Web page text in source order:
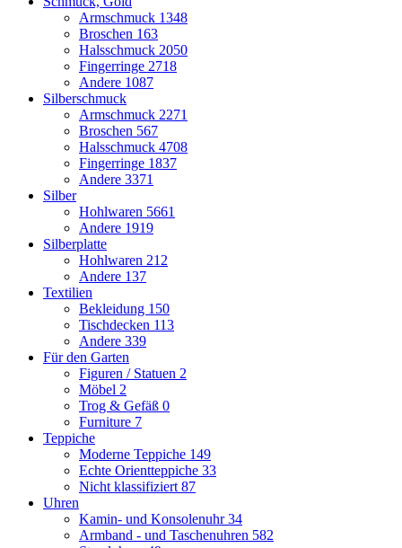
Armschmuck 1348
Broschen 163
Halsschmuck 2050
Fingerringe 2718
Andere 1087
Silberschmuck
Armschmuck 2271
Broschen 567
Halsschmuck 4708
Fingerringe 1837
Andere 3371
Silber
Hohlwaren 5661
Andere 1919
Silberplatte
Hohlwaren 212
Andere 137
Textilien
Bekleidung 150
Tischdecken 113
Andere 339
Für den Garten
Figuren / Statuen 2
Möbel 2
Trog & Gefäß 0
Furniture 7
Teppiche
Moderne Teppiche 149
Echte Orientteppiche 33
Nicht klassifiziert 87
Uhren
Kamin- und Konsolenuhr34
Armband - und Taschenuhren 582